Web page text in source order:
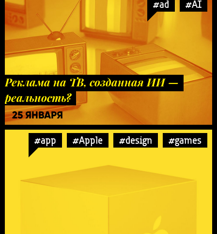
#ad #AI
Реклама на ТВ, созданная ИИ —
реальность?
25 ЯНВАРЯ
#app #Apple #design #games